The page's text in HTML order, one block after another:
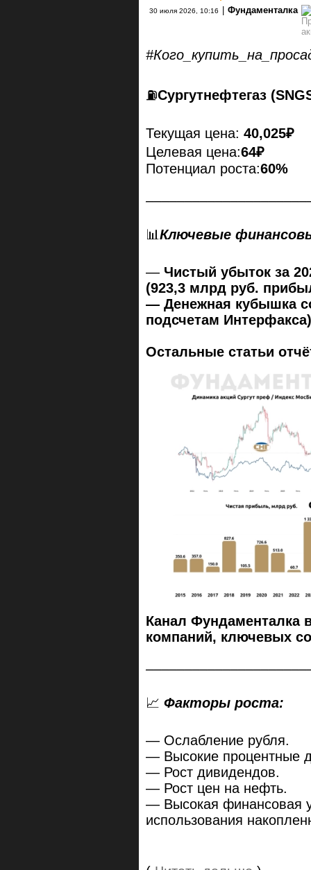
30 июля 2026, 10:16 | Фундаменталка
⛽️Сургутнефтегаз
Текущая цена: 40,025₽
Целевая цена:64₽
Потенциал роста:60%
📊Ключевые
— Чистый убыток за
(923,3 млрд руб.
— Денежная кубышка
подсчетам
Остальные статьи
Канал Фундаменталка
компаний, ключевых
📈 Факторы роста:
— Ослабление рубля.
— Высокие процентные
— Рост дивидендов.
— Рост цен на нефть.
— Высокая финансовая
использования